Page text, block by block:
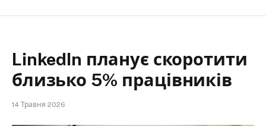
LinkedIn планує скоротити
близько 5% працівників
14 Травня 2026